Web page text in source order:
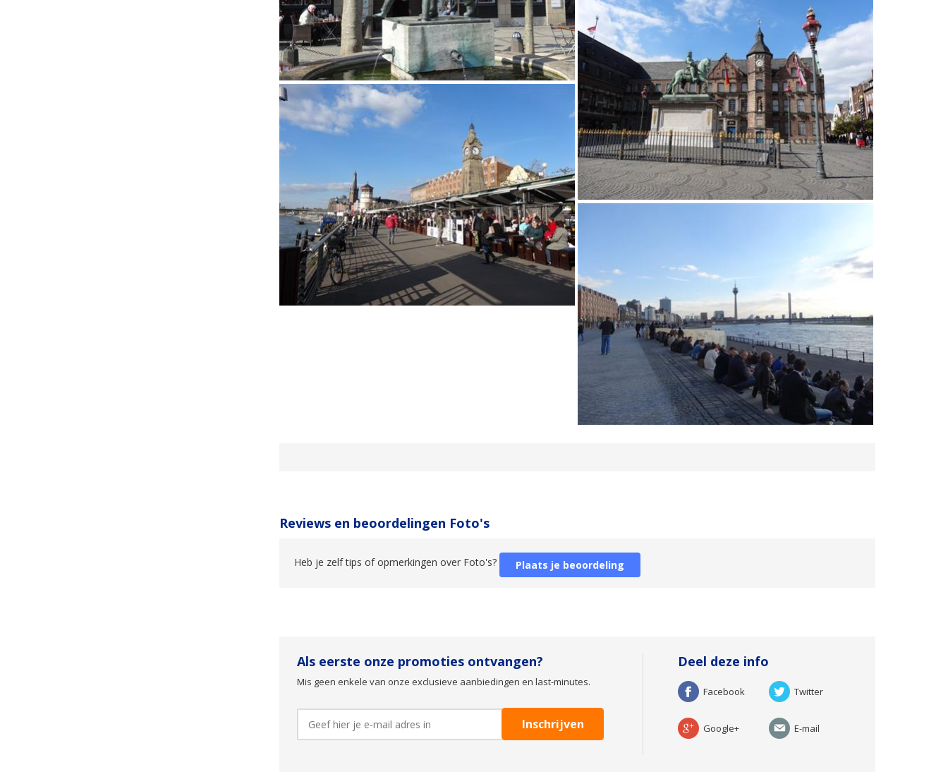
Reviews en beoordelingen Foto's
Heb je zelf tips of opmerkingen over Foto's? Plaats je beoordeling
Als eerste onze promoties ontvangen?
Mis geen enkele van onze exclusieve aanbiedingen en last-minutes.
Deel deze info
Facebook Twitter
Google+ E-mail